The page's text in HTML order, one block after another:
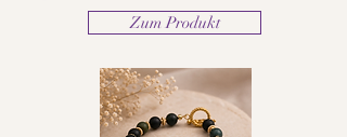
Zum Produkt